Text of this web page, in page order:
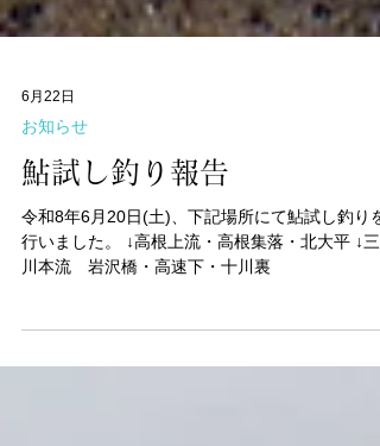
6月22日
お知らせ
鮎試し釣り報告
令和8年6月20日(土)、下記場所にて鮎試し釣りを